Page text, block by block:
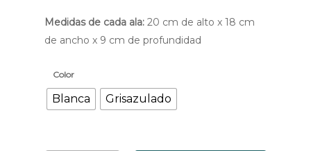
Medidas de cada ala: 20 cm de alto x 18 cm
de ancho x 9 cm de profundidad
Color
Blanca Grisazulado